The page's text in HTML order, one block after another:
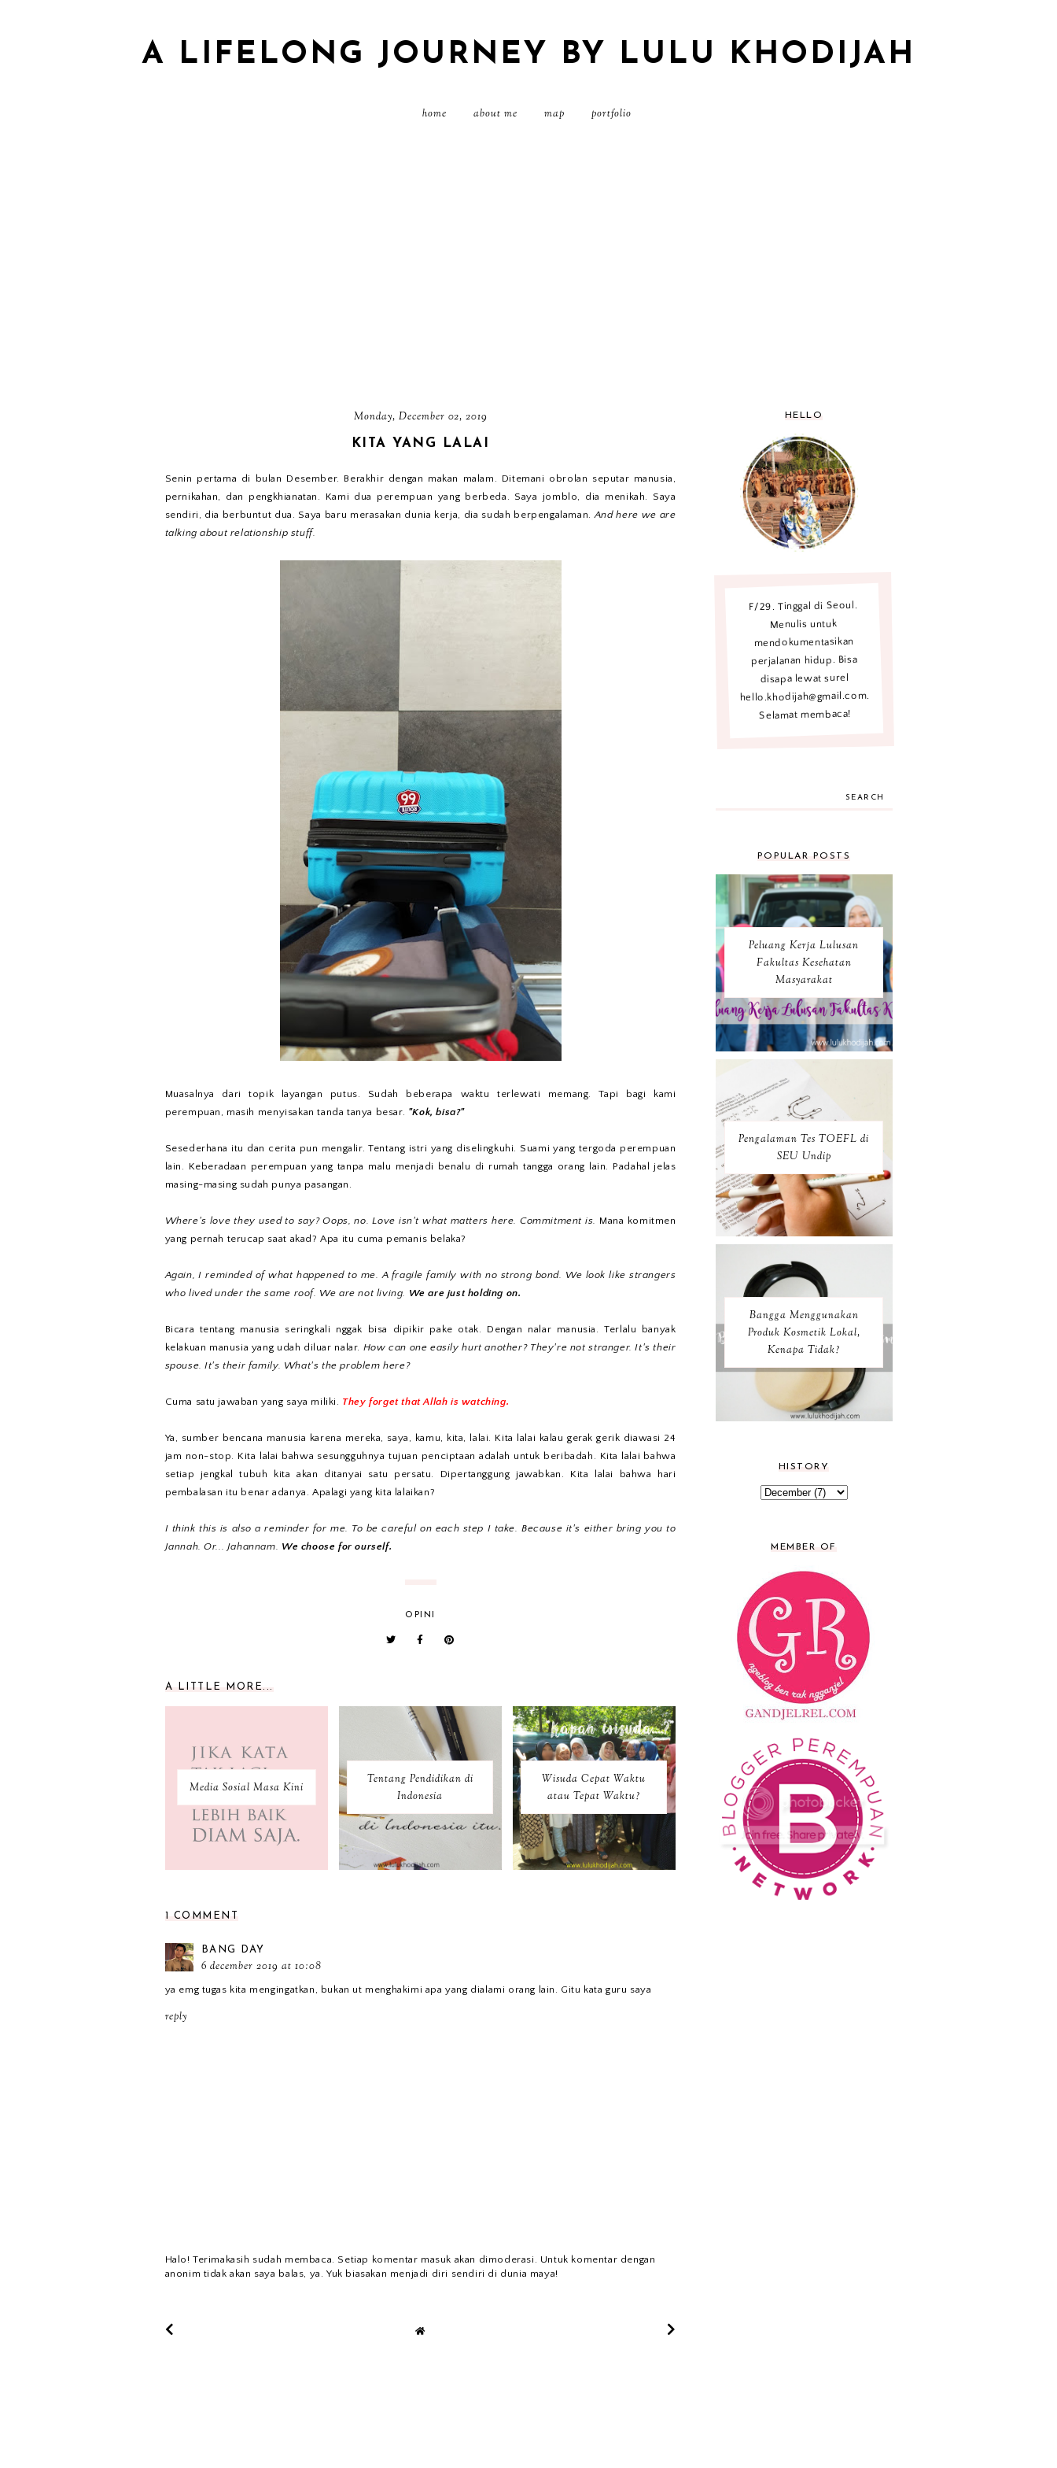
A LIFELONG JOURNEY BY LULU KHODIJAH
home about me map portfolio
Monday, December 02, 2019
KITA YANG LALAI
Senin pertama di bulan Desember. Berakhir dengan makan malam. Ditemani obrolan seputar manusia,
pernikahan, dan pengkhianatan. Kami dua perempuan yang berbeda. Saya jomblo, dia menikah. Saya
sendiri, dia berbuntut dua. Saya baru merasakan dunia kerja, dia sudah berpengalaman.And here we are
talking about relationship stuff.
Muasalnya dari topik layangan putus. Sudah beberapa waktu terlewati memang. Tapi bagi kami
perempuan, masih menyisakan tanda tanya besar. "Kok, bisa?"
Sesederhana itu dan cerita pun mengalir. Tentang istri yang diselingkuhi. Suami yang tergoda perempuan
lain. Keberadaan perempuan yang tanpa malu menjadi benalu di rumah tangga orang lain. Padahal jelas
masing-masing sudah punya pasangan.
Where's love they used to say? Oops, no. Love isn't what matters here. Commitment is. Mana komitmen
yang pernah terucap saat akad? Apa itu cuma pemanis belaka?
Again, I reminded of what happened to me. A fragile family with no strong bond. We look like strangers
who lived under the same roof. We are not living. We are just holding on.
Bicara tentang manusia seringkali nggak bisa dipikir pake otak. Dengan nalar manusia. Terlalu banyak
kelakuan manusia yang udah diluar nalar. How can one easily hurt another? They're not stranger. It's their
spouse. It's their family. What's the problem here?
Cuma satu jawaban yang saya miliki. They forget that Allah is watching.
Ya, sumber bencana manusia karena mereka, saya, kamu, kita, lalai. Kita lalai kalau gerak gerik diawasi 24
jam non-stop. Kita lalai bahwa sesungguhnya tujuan penciptaan adalah untuk beribadah. Kita lalai bahwa
setiap jengkal tubuh kita akan ditanyai satu persatu. Dipertanggung jawabkan. Kita lalai bahwa hari
pembalasan itu benar adanya. Apalagi yang kita lalaikan?
I think this is also a reminder for me. To be careful on each step I take. Because it's either bring you to
Jannah. Or... Jahannam. We choose for ourself.
OPINI
A LITTLE MORE...
Media Sosial Masa Kini
Tentang Pendidikan di
Indonesia
Wisuda Cepat Waktu
atau Tepat Waktu?
1 COMMENT
BANG DAY
6 december 2019 at 10:08
ya emg tugas kita mengingatkan, bukan ut menghakimi apa yang dialami orang lain. Gitu kata guru saya
reply
Halo! Terimakasih sudah membaca. Setiap komentar masuk akan dimoderasi. Untuk komentar dengan
anonim tidak akan saya balas, ya. Yuk biasakan menjadi diri sendiri di dunia maya!
HELLO
F/29. Tinggal di Seoul.
Menulis untuk
mendokumentasikan
perjalanan hidup. Bisa
disapa lewat surel
hello.khodijah@gmail.com.
Selamat membaca!
SEARCH
POPULAR POSTS
Peluang Kerja Lulusan
Fakultas Kesehatan
Masyarakat
Pengalaman Tes TOEFL di
SEU Undip
Bangga Menggunakan
Produk Kosmetik Lokal,
Kenapa Tidak?
HISTORY
MEMBER OF